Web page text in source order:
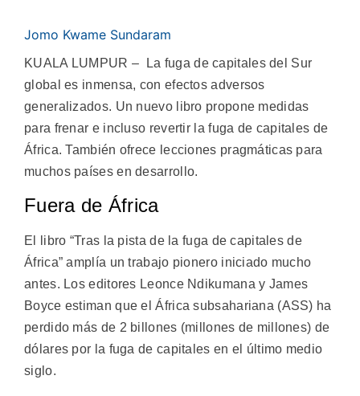
Jomo Kwame Sundaram
KUALA LUMPUR – La fuga de capitales del Sur
global es inmensa, con efectos adversos
generalizados. Un nuevo libro propone medidas
para frenar e incluso revertir la fuga de capitales de
África. También ofrece lecciones pragmáticas para
muchos países en desarrollo.
Fuera de África
El libro “Tras la pista de la fuga de capitales de
África” amplía un trabajo pionero iniciado mucho
antes. Los editores Leonce Ndikumana y James
Boyce estiman que el África subsahariana (ASS) ha
perdido más de 2 billones (millones de millones) de
dólares por la fuga de capitales en el último medio
siglo.